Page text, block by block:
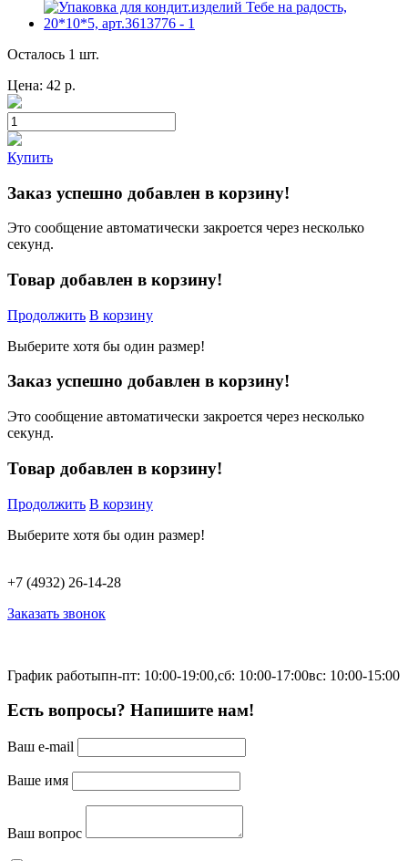
Осталось 1 шт.
Цена: 42 р.
Купить
Заказ успешно добавлен в корзину!
Это сообщение автоматически закроется через несколько
секунд.
Товар добавлен в корзину!
Продолжить В корзину
Выберите хотя бы один размер!
Заказ успешно добавлен в корзину!
Это сообщение автоматически закроется через несколько
секунд.
Товар добавлен в корзину!
Продолжить В корзину
Выберите хотя бы один размер!
+7 (4932) 26-14-28
Заказать звонок
График работыпн-пт: 10:00-19:00,сб: 10:00-17:00вс: 10:00-15:00
Есть вопросы? Напишите нам!
Ваш e-mail
Ваше имя
Ваш вопрос